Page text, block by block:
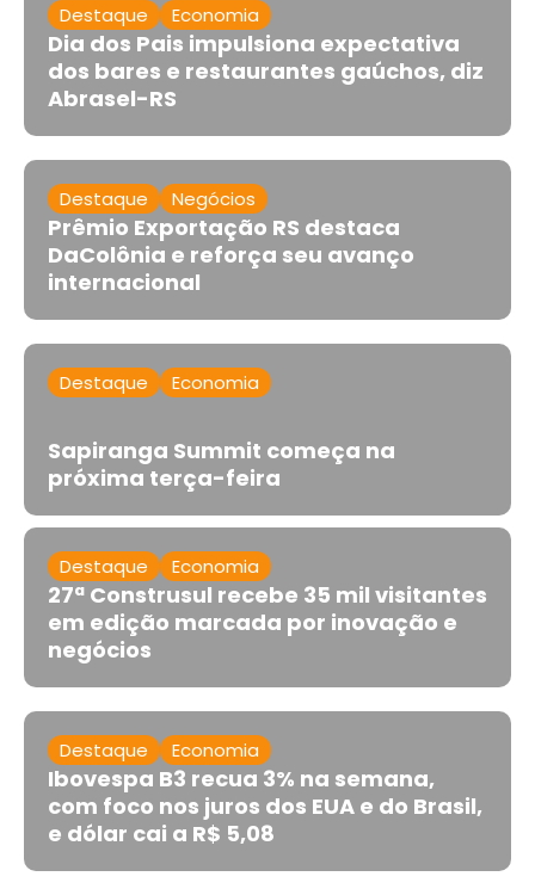
Destaque Economia
Dia dos Pais impulsiona expectativa
dos bares e restaurantes gaúchos, diz
Abrasel-RS
Destaque Negócios
Prêmio Exportação RS destaca
DaColônia e reforça seu avanço
internacional
Destaque Economia
Sapiranga Summit começa na
próxima terça-feira
Destaque Economia
27ª Construsul recebe 35 mil visitantes
em edição marcada por inovação e
negócios
Destaque Economia
Ibovespa B3 recua 3% na semana,
com foco nos juros dos EUA e do Brasil,
e dólar cai a R$ 5,08